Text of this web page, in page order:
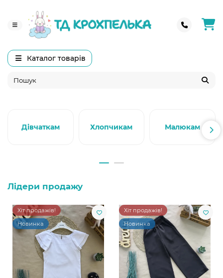
Каталог товарів
Дівчаткам Хлопчикам Малюкам
Лідери продажу
Хіт продажів!
Новинка
Хіт продажів!
Новинка